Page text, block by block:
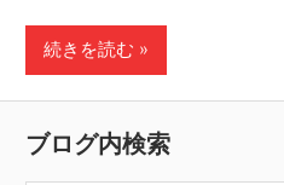
続きを読む
ブログ内検索